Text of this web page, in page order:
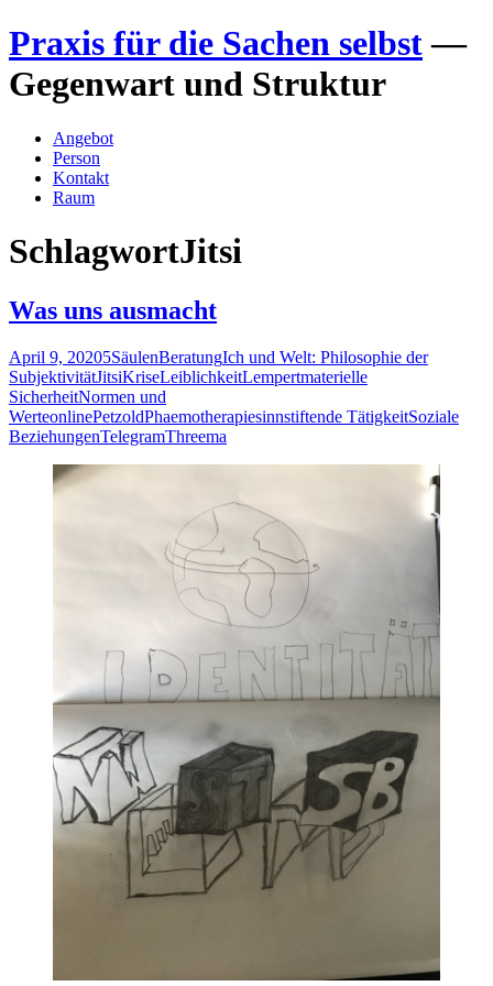
Zum
Inhalt
springen
Praxis für die Sachen selbst —
Gegenwart und Struktur
Angebot
Person
Kontakt
Raum
SchlagwortJitsi
Was uns ausmacht
April 9, 20205SäulenBeratungIch und Welt: Philosophie der
SubjektivitätJitsiKriseLeiblichkeitLempertmaterielle
SicherheitNormen und
WerteonlinePetzoldPhaemotherapiesinnstiftende TätigkeitSoziale
BeziehungenTelegramThreema